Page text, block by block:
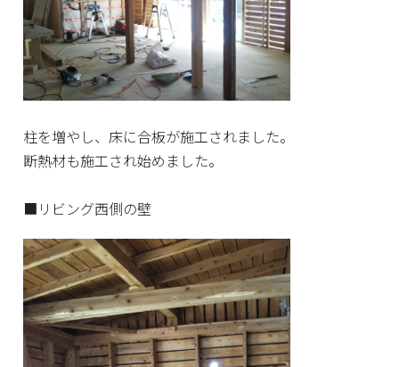
柱を増やし、床に合板が施工されました。
断熱材も施工され始めました。
■リビング西側の壁